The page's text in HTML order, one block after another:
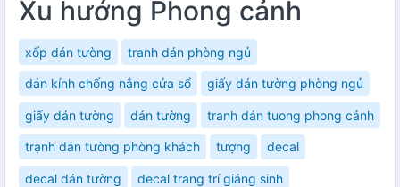
Xu hướng Phong cảnh
xốp dán tường tranh dán phòng ngủ
dán kính chống nắng cửa sổ giấy dán tường phòng ngủ
giấy dán tường dán tường tranh dán tuong phong cảnh
trạnh dán tường phòng khách tượng decal
decal dán tường decal trang trí giáng sinh